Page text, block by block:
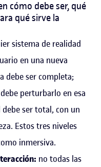
cómo debe ser, qué
qué sirve la
sistema de realidad
en una nueva
debe ser completa;
perturbarlo en esa
ser total, con un
Estos tres niveles
inmersiva.
no todas las